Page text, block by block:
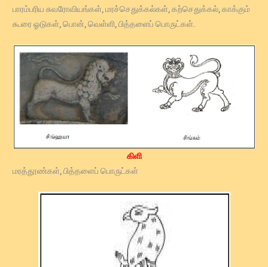
பாரம்பரிய சுவரோவியங்கள், மரச்செதுக்கல்கள், கற்செதுக்கல், காக்கும்
கூரை ஓடுகள், பொன், வெள்ளி, பித்தளைப் பொருட்கள்.
கிளி
மரத்தூண்கள், பித்தளைப் பொருட்கள்